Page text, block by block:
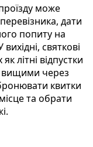
може
дати
попиту на
святкові
літні відпустки
вищими через
квитки
та обрати